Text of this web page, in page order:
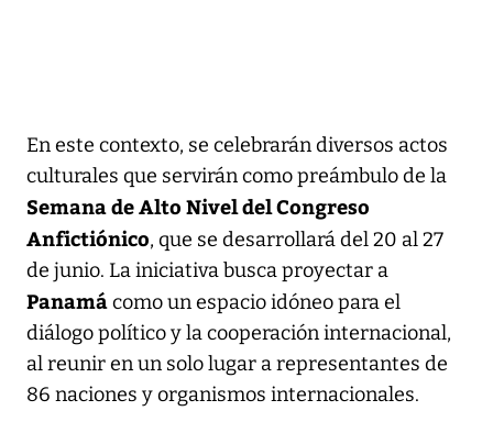
En este contexto, se celebrarán diversos actos
culturales que servirán como preámbulo de la
Semana de Alto Nivel del Congreso
Anfictiónico, que se desarrollará del 20 al 27
de junio. La iniciativa busca proyectar a
Panamácomo un espacio idóneo para el
diálogo político y la cooperación internacional,
al reunir en un solo lugar a representantes de
86 naciones y organismos internacionales.